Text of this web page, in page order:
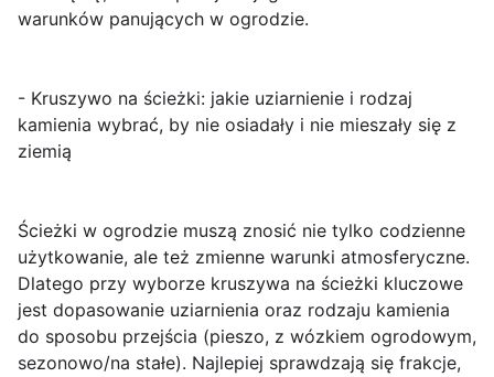
warunków panujących w ogrodzie.
- Kruszywo na ścieżki: jakie uziarnienie i rodzaj
kamienia wybrać, by nie osiadały i nie mieszały się z
ziemią
Ścieżki w ogrodzie muszą znosić nie tylko codzienne
użytkowanie, ale też zmienne warunki atmosferyczne.
Dlatego przy wyborze kruszywa na ścieżki kluczowe
jest dopasowanie uziarnienia oraz rodzaju kamienia
do sposobu przejścia (pieszo, z wózkiem ogrodowym,
sezonowo/na stałe). Najlepiej sprawdzają się frakcje,